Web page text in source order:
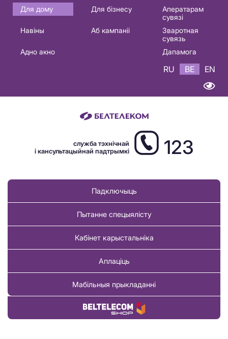
Основная
навигация
Для дому Для бізнесу
Аператарам
сувязі
Навіны
Аб кампаніі
Зваротная
сувязь
Адно акно
Дапамога
RU BE EN
служба тэхнічнай
і кансультацыйнай падтрымкі
123
Падключыць
Пытанне спецыялісту
Кабінет карыстальніка
Аплаціць
Мабільныя прыкладанні
Купіць тавар